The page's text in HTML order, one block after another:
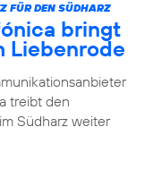
FÜR DEN SÜDHARZ
bringt
Liebenrode
treibt den
Südharz weiter